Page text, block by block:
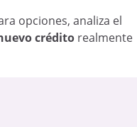
opciones, analiza el
crédito realmente